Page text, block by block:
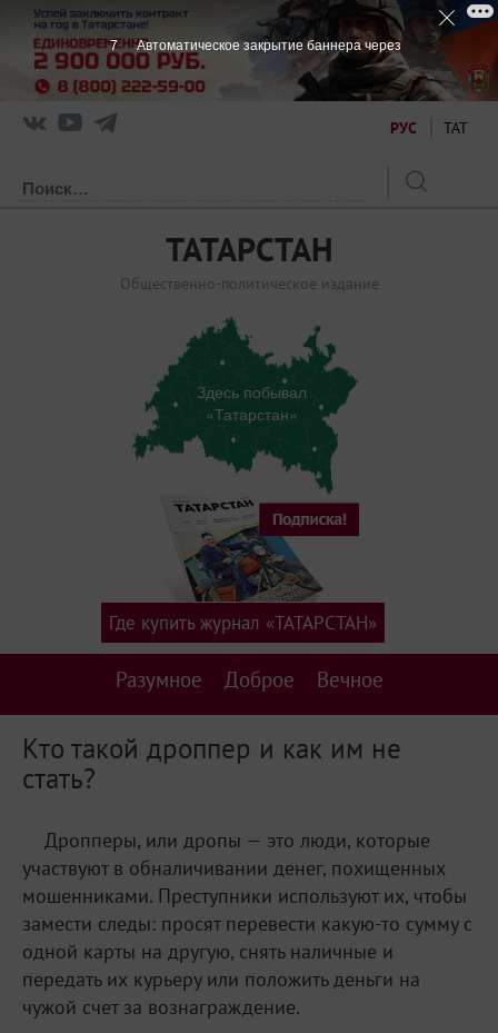
РУС ТАТ
ТАТАРСТАН
Общественно-политическое издание
Здесь побывал
«Татарстан»
Разумное Доброе Вечное
Где купить журнал «ТАТАРСТАН»
Кто такой дроппер и как им не
стать?
Дропперы, или дропы — это люди, которые
участвуют в обналичивании денег, похищенных
мошенниками. Преступники используют их, чтобы
замести следы: просят перевести какую-то сумму с
одной карты на другую, снять наличные и
передать их курьеру или положить деньги на
чужой счет за вознаграждение.
7 Автоматическое закрытие баннера через